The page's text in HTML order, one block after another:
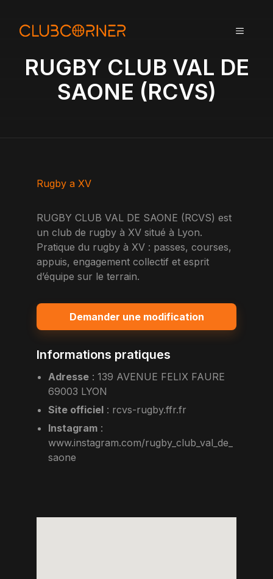
MENU
RUGBY CLUB VAL DE
SAONE (RCVS)
Rugby a XV
RUGBY CLUB VAL DE SAONE (RCVS) est
un club de rugby à XV situé à Lyon.
Pratique du rugby à XV : passes, courses,
appuis, engagement collectif et esprit
d’équipe sur le terrain.
Demander une modification
Informations pratiques
Adresse :139 AVENUE FELIX FAURE
69003 LYON
Site officiel : rcvs-rugby.ffr.fr
Instagram :
www.instagram.com/rugby_club_val_de_
saone